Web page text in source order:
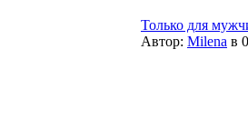
Только для
Автор: Milena в